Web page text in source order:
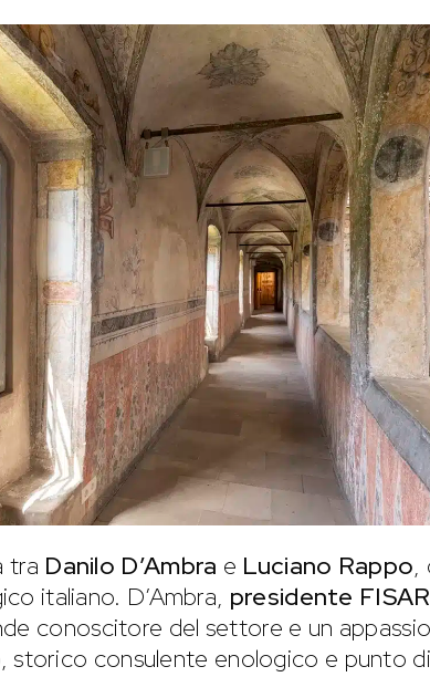
tra Danilo D’Ambra e Luciano Rappo,
italiano. D’Ambra, presidente
conoscitore del settore e un
storico consulente enologico e punto